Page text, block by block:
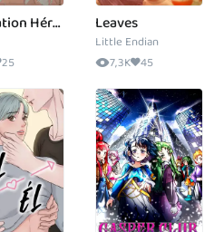
Génération Héros : Misty
25
Leaves
Little Endian
7,3K 45